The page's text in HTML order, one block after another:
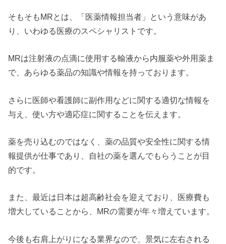
そもそもMRとは、「医薬情報担当者」という意味があ
り、いわゆる医療のスペシャリストです。
MRは注射液の点滴に使用する輸液から内服薬や外用薬ま
で、あらゆる薬品の知識や情報を持っております。
さらに医師や看護師に副作用などに関する適切な情報を
与え、使い方や適応症に関することを伝えます。
薬を売り込むのではなく、薬の品質や安全性に関する情
報提供が仕事であり、自社の薬を選んでもらうことが目
的です。
また、最近は日本は超高齢社会を迎えており、医療費も
増大していることから、MRの需要が年々増えています。
今後も右肩上がりになる業界なので、景気に左右される